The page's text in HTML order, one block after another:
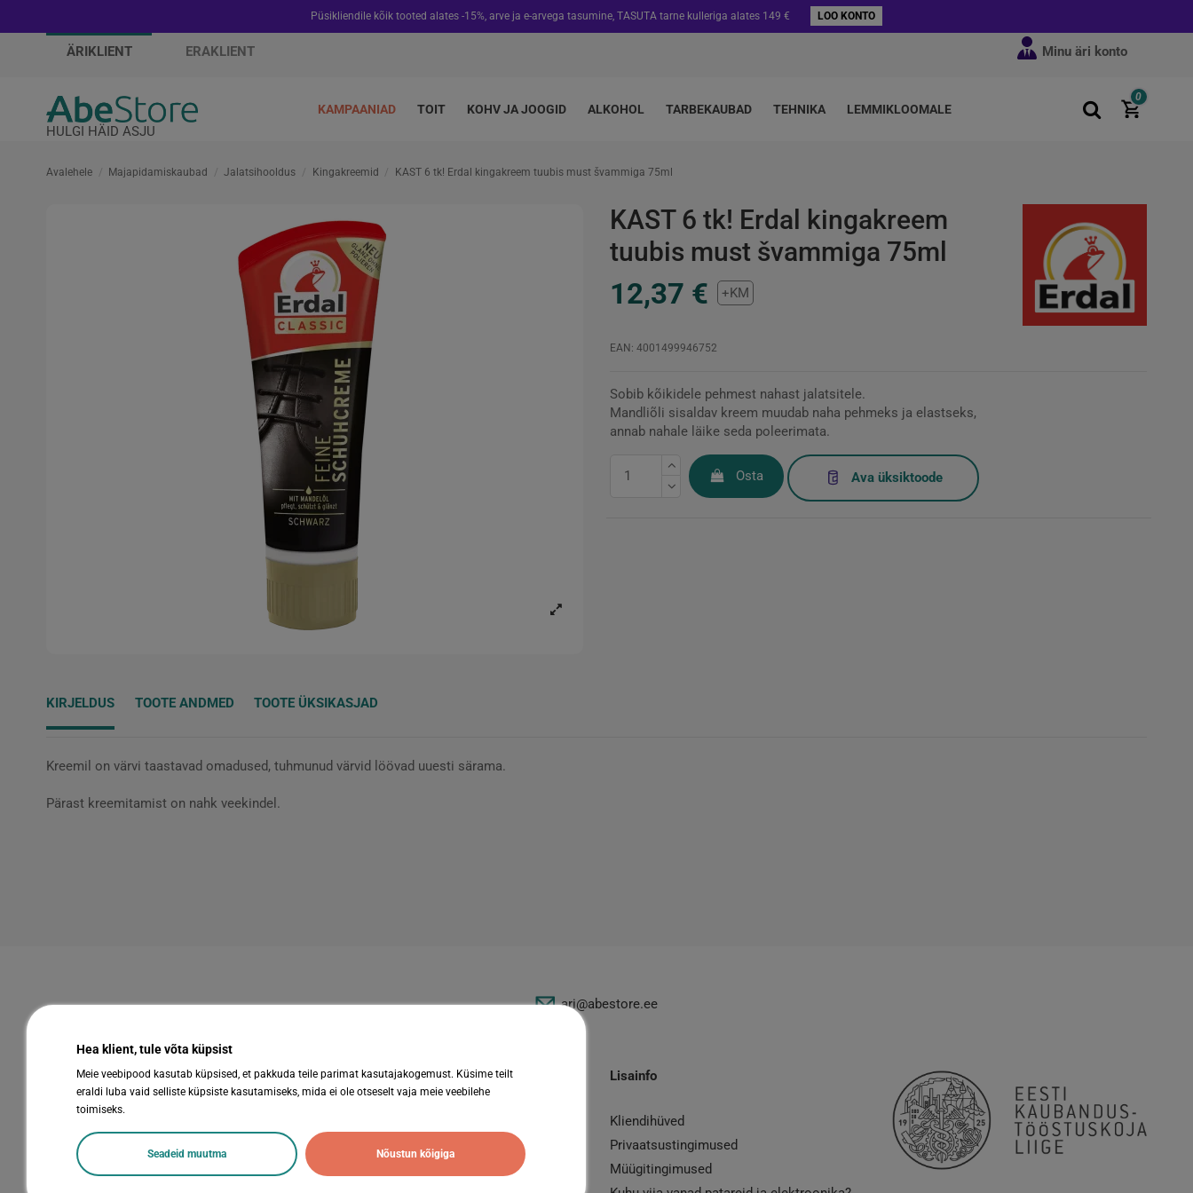
Püsikliendile kõik tooted alates -15%, arve ja e-arvega tasumine, TASUTA tarne kulleriga alates 149 € LOO KONTO
ÄRIKLIENT ERAKLIENT Minu äri konto
HULGI HÄID ASJU
KAMPAANIAD TOIT KOHV JA JOOGID ALKOHOL TARBEKAUBAD TEHNIKA LEMMIKLOOMALE
0
Avalehele Majapidamiskaubad Jalatsihooldus Kingakreemid KAST 6 tk! Erdal kingakreem tuubis must švammiga 75ml
KAST 6 tk! Erdal kingakreem
tuubis must švammiga 75ml
12,37 € +KM
EAN: 4001499946752
Sobib kõikidele pehmest nahast jalatsitele.
Mandliõli sisaldav kreem muudab naha pehmeks ja elastseks,
annab nahale läike seda poleerimata.
Osta Ava üksiktoode
KIRJELDUS TOOTE ANDMED TOOTE ÜKSIKASJAD
Kreemil on värvi taastavad omadused, tuhmunud värvid löövad uuesti särama.
Pärast kreemitamist on nahk veekindel.
ari@abestore.ee
Abestock AS
Registrikood: 10344545
KMKR nr: EE100109649
Kiirviited
Kaubamärgid
Lisainfo
Kliendihüved
Privaatsustingimused
Müügitingimused
Hea klient, tule võta küpsist
Meie veebipood kasutab küpsised, et pakkuda teile parimat kasutajakogemust. Küsime teilt
eraldi luba vaid selliste küpsiste kasutamiseks, mida ei ole otseselt vaja meie veebilehe
toimiseks.
Seadeid muutma Nõustun kõigiga